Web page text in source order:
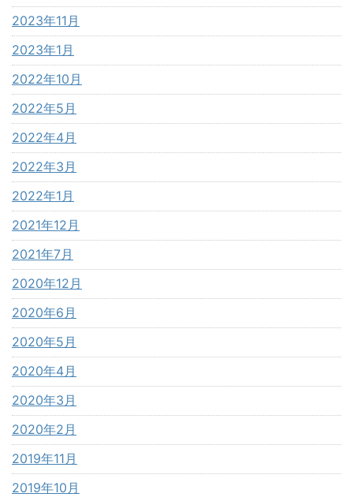
2023年11月
2023年1月
2022年10月
2022年5月
2022年4月
2022年3月
2022年1月
2021年12月
2021年7月
2020年12月
2020年6月
2020年5月
2020年4月
2020年3月
2020年2月
2019年11月
2019年10月